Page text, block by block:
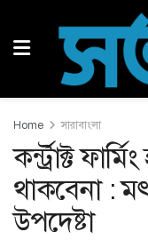
Home সারাবাংলা
কর্ন্ট্রাক্ট
থাকবেনা :
উপদেষ্টা